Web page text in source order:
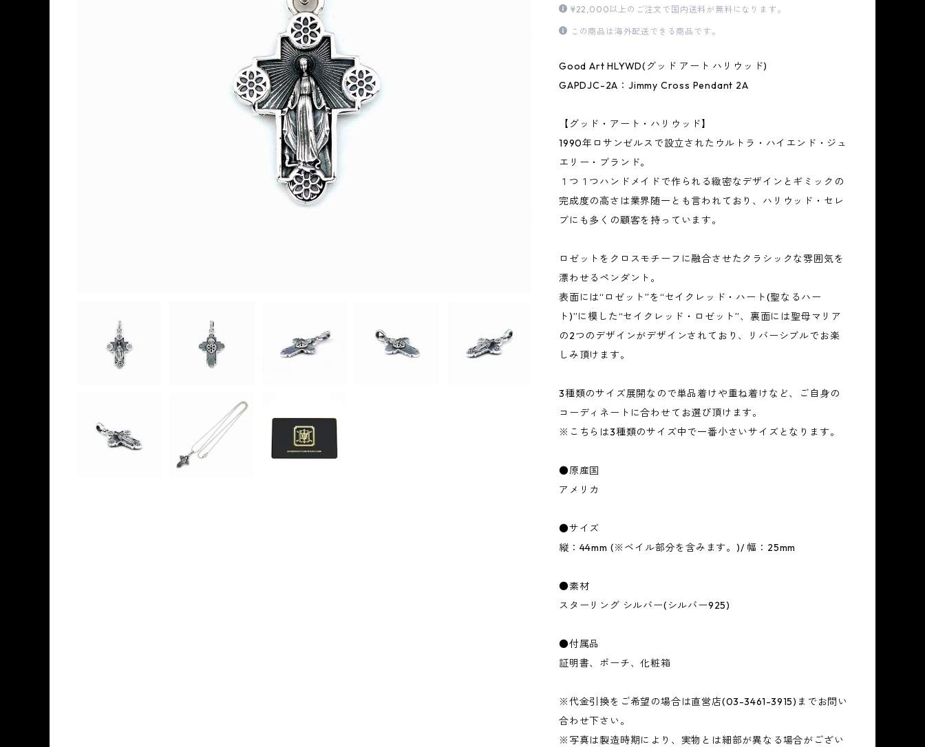
¥22,000以上のご注文で国内送料が無料になります。
この商品は海外配送できる商品です。
Good Art HLYWD(グッド アート ハリウッド)
GAPDJC-2A：Jimmy Cross Pendant 2A
【グッド・アート・ハリウッド】
1990年ロサンゼルスで設立されたウルトラ・ハイエンド・ジュ
エリー・ブランド。
１つ１つハンドメイドで作られる緻密なデザインとギミックの
完成度の高さは業界随一とも言われており、ハリウッド・セレ
ブにも多くの顧客を持っています。
ロゼットをクロスモチーフに融合させたクラシックな雰囲気を
漂わせるペンダント。
表面には“ロゼット”を“セイクレッド・ハート(聖なるハー
ト)”に模した“セイクレッド・ロゼット”、裏面には聖母マリア
の2つのデザインがデザインされており、リバーシブルでお楽
しみ頂けます。
3種類のサイズ展開なので単品着けや重ね着けなど、ご自身の
コーディネートに合わせてお選び頂けます。
※こちらは3種類のサイズ中で一番小さいサイズとなります。
●原産国
アメリカ
●サイズ
縦：44mm (※ベイル部分を含みます。)/ 幅：25mm
●素材
スターリング シルバー(シルバー925)
●付属品
証明書、ポーチ、化粧箱
※代金引換をご希望の場合は直営店(03-3461-3915)までお問い
合わせ下さい。
※写真は製造時期により、実物とは細部が異なる場合がござい